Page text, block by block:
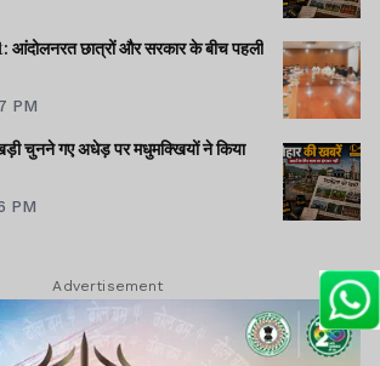
छात्रों और सरकार के बीच पहली
PM
चुनने गए अधेड़ पर मधुमक्खियों ने किया
PM
Advertisement